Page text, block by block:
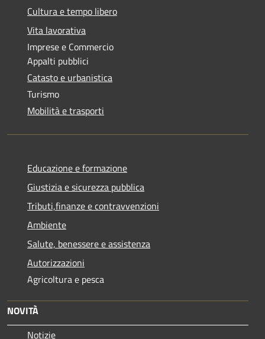
Cultura e tempo libero
Vita lavorativa
Imprese e Commercio
Appalti pubblici
Catasto e urbanistica
Turismo
Mobilità e trasporti
Educazione e formazione
Giustizia e sicurezza pubblica
Tributi,finanze e contravvenzioni
Ambiente
Salute, benessere e assistenza
Autorizzazioni
Agricoltura e pesca
NOVITÀ
Notizie